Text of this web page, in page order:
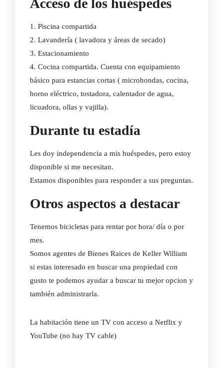
Acceso de los huéspedes
1. Piscina compartida
2. Lavandería ( lavadora y áreas de secado)
3. Estacionamiento
4. Cocina compartida. Cuenta con equipamiento
básico para estancias cortas ( microhondas, cocina,
horno eléctrico, tostadora, calentador de agua,
licuadora, ollas y vajilla).
Durante tu estadía
Les doy independencia a mis huéspedes, pero estoy
disponible si me necesitan.
Estamos disponibles para responder a sus preguntas.
Otros aspectos a destacar
Tenemos bicicletas para rentar por hora/ día o por
mes.
Somos agentes de Bienes Raices de Keller William
si estas interesado en buscar una propiedad con
gusto te podemos ayudar a buscar tu mejor opcion y
también administrarla.
La habitación tiene un TV con acceso a Netflix y
YouTube (no hay TV cable)